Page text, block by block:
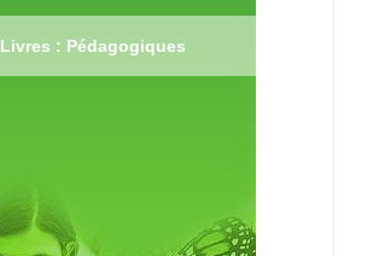
Livres : Pédagogiques